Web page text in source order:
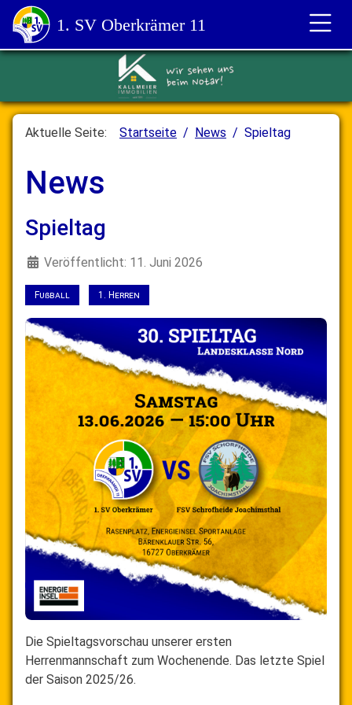
1. SV Oberkrämer 11
Aktuelle Seite: Startseite News Spieltag
News
Spieltag
Details
Veröffentlicht: 11. Juni 2026
Fußball 1. Herren
Die Spieltagsvorschau unserer ersten
Herrenmannschaft zum Wochenende. Das letzte Spiel
der Saison 2025/26.